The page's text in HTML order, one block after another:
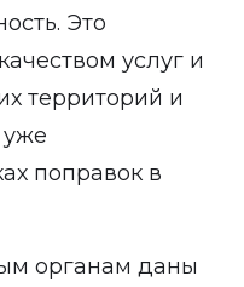
Это
услуг и
территорий и
поправок в
органам даны